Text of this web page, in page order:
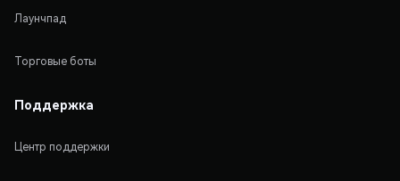
Лаунчпад
Торговые боты
Поддержка
Центр поддержки